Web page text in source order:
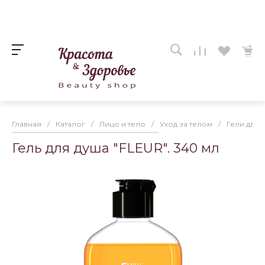
Главная / Каталог / Лицо и тело / Уход за телом / Гели для
Гель для душа "FLEUR". 340 мл